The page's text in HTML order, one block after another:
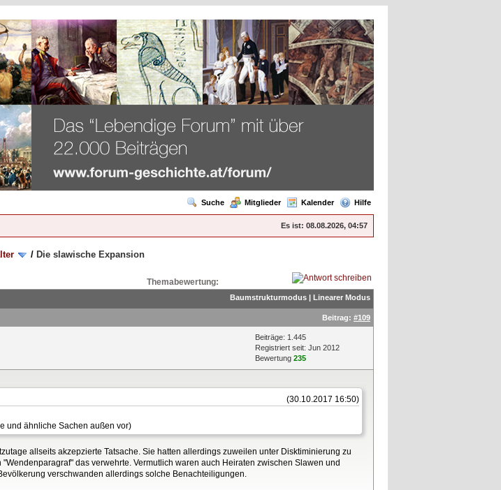
Suche Mitglieder Kalender Hilfe
Es ist: 08.08.2026, 04:57
/ Die slawische Expansion
Themabewertung:
Baumstrukturmodus | Linearer Modus
Beitrag: #109
Beiträge: 1.445
Registriert seit: Jun 2012
Bewertung 235
(30.10.2017 16:50)
und ähnliche Sachen außen vor)
allseits akzepzierte Tatsache. Sie hatten allerdings zuweilen unter Disktiminierung zu
das verwehrte. Vermutlich waren auch Heiraten zwischen Slawen und
verschwanden allerdings solche Benachteiligungen.